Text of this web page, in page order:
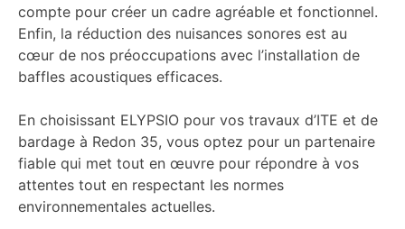
compte pour créer un cadre agréable et fonctionnel.
Enfin, la réduction des nuisances sonores est au
cœur de nos préoccupations avec l’installation de
baffles acoustiques efficaces.
En choisissant ELYPSIO pour vos travaux d’ITE et de
bardage à Redon 35, vous optez pour un partenaire
fiable qui met tout en œuvre pour répondre à vos
attentes tout en respectant les normes
environnementales actuelles.